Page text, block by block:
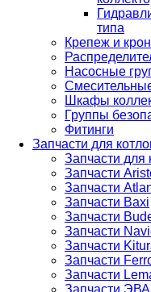
типа
Крепеж и
Насосные
Шкафы
Группы
Фитинги
Запчасти для
Запчасти для
Запчасти
Запчасти
Запчасти Baxi
Запчасти
Запчасти
Запчасти
Запчасти
Запчасти